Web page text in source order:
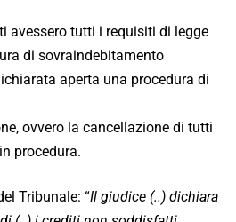
avessero tutti i requisiti di legge
di sovraindebitamento
aperta una procedura di
ovvero la cancellazione di tutti
procedura.
Tribunale: “Il giudice (..) dichiara